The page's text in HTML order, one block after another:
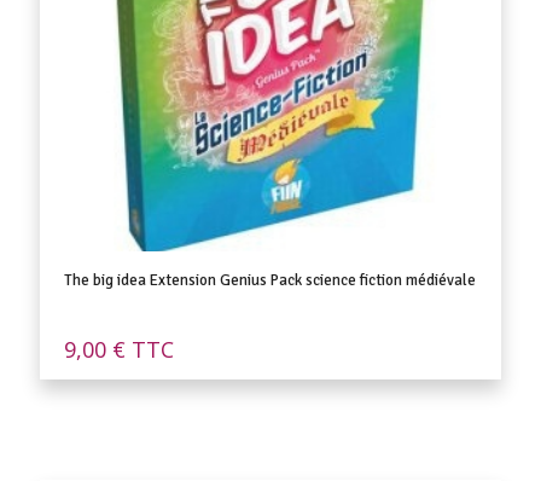
The big idea Extension Genius Pack science fiction médiévale
9,00 € TTC